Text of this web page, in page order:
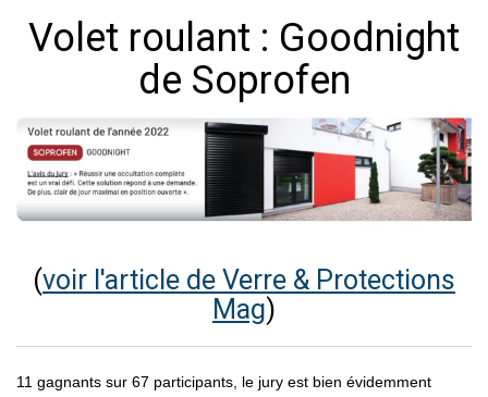
Volet roulant : Goodnight
de Soprofen
(voir l'article de Verre & Protections
Mag)
11 gagnants sur 67 participants, le jury est bien évidemment